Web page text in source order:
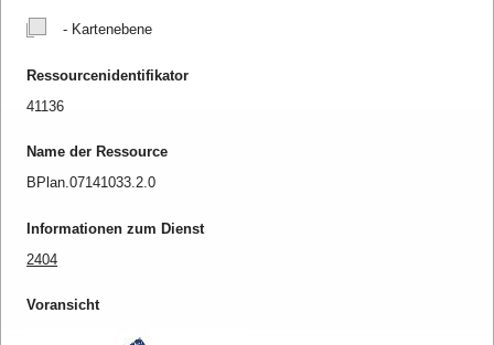
- Kartenebene
Ressourcenidentifikator
41136
Name der Ressource
BPlan.07141033.2.0
Informationen zum Dienst
2404
Voransicht